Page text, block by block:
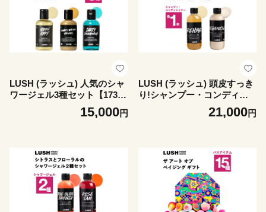
LUSH (ラッシュ) 人気のシャ
ワージェル3種セット【17318
15,000円
LUSH (ラッシュ) 頭皮すっき
り!シャンプー・コンディシ
ョナーセット【1731844】
21,000円